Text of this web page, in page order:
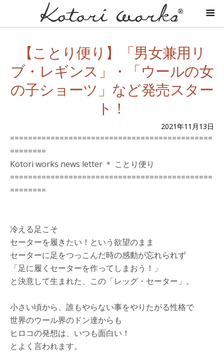
【ことり便り】「男女兼用リ
ブ・レギンス」・「ウールの女
の子ショーツ」など発売スター
ト！
2021年11月13日
=============================================
========
Kotori works news letter ＊ ことり便り
=============================================
========
冷える足こそ
セーターを履きたい！という欲望のまま
セーターに足をつっこんだ時の感動が忘れられず
「足に履くセーターを作ってしまおう！」
と決意して生まれた、この「レッグ・セーター」。
小さい頃から、誰もやらない事をやりたがる性格で
世界のウール界のドン達からも
ヒロコの発想は、いつも面白い！
とよく言われます。